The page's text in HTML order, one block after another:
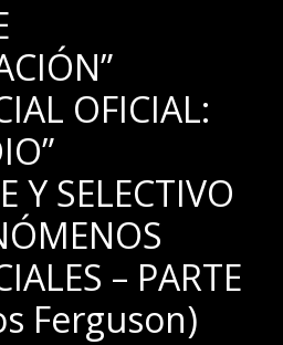
OFICIAL:
Y SELECTIVO
– PARTE
Ferguson)